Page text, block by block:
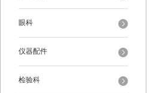
眼科
仪器配件
检验科